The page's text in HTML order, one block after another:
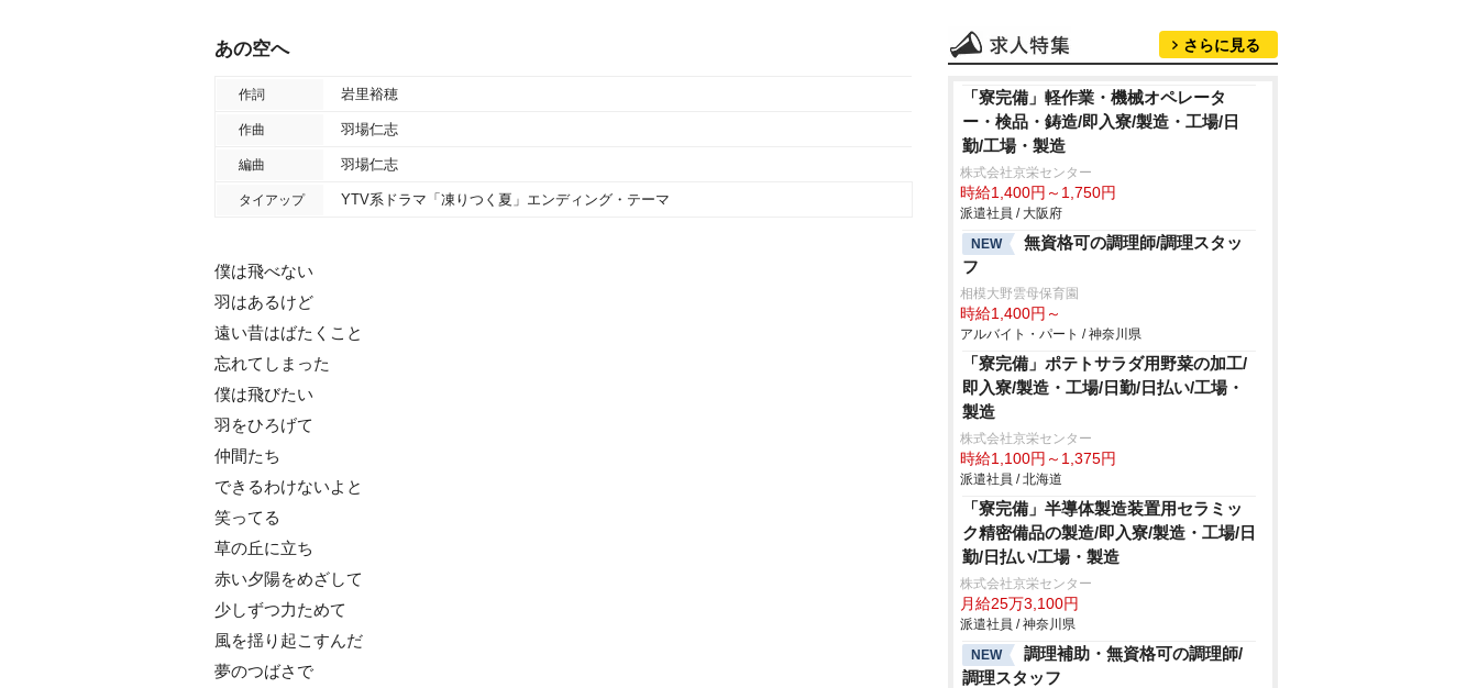
あの空へ
作詞 里裕穂
作曲 羽場仁志
編曲 羽場仁志
タイアップ YTV系ドラマ「凍りつく夏」エンディング・テーマ
僕は飛べない
羽はあるけど
遠い昔はばたくこと
忘れてしまった
僕は飛びたい
羽をひろげて
仲間たち
できるわけないよと
笑ってる
草の丘に立ち
赤い夕陽をめざして
少しずつ力ためて
風を揺り起こすんだ
夢のつばさで
さらに見る
「寮完備」軽作業・機械オペレータ
ー・検品・鋳造/即入寮/製造・工場/日
勤/工場・製造
株式会社京栄センター
時給1,400円～1,750円
派遣社員 / 大阪府
NEW
無資格可の調理師/調理スタッ
フ
相模大野雲母保育園
時給1,400円～
アルバイト・パート / 神奈川県
「寮完備」ポテトサラダ用野菜の加工/
即入寮/製造・工場/日勤/日払い/工場・
製造
株式会社京栄センター
時給1,100円～1,375円
派遣社員 / 北海道
「寮完備」半導体製造装置用セラミッ
ク精密備品の製造/即入寮/製造・工場/日
勤/日払い/工場・製造
株式会社京栄センター
月給25万3,100円
派遣社員 / 神奈川県
NEW
調理補助・無資格可の調理師/
調理スタッフ